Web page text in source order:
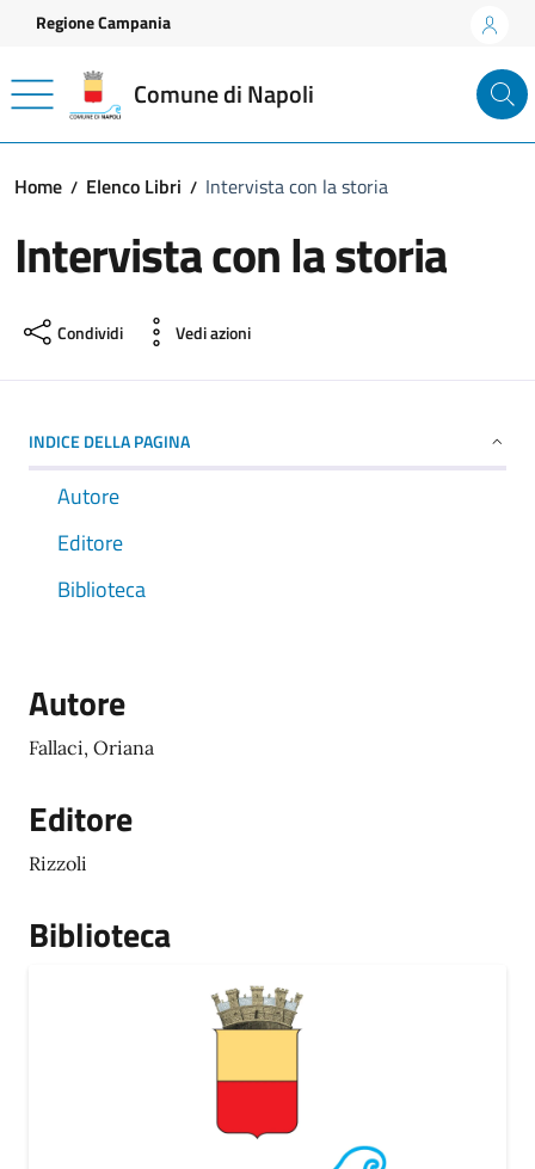
Vai ai contenuti
Vai al footer
Regione Campania
Comune di Napoli
Home Elenco Libri Intervista con la storia
Intervista con la storia
Condividi Vedi azioni
INDICE DELLA PAGINA
Autore
Editore
Biblioteca
Autore
Fallaci, Oriana
Editore
Rizzoli
Biblioteca